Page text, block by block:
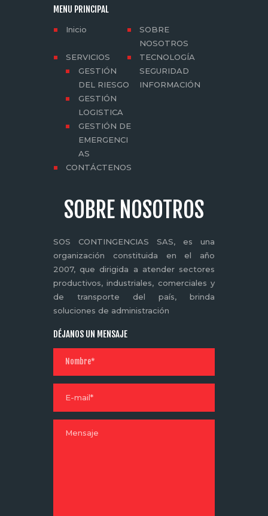
MENU PRINCIPAL
Inicio
SOBRE
NOSOTROS
SERVICIOS
GESTIÓN
DEL RIESGO
GESTIÓN
LOGISTICA
GESTIÓN DE
EMERGENCI
AS
TECNOLOGÍA
SEGURIDAD
INFORMACIÓN
CONTÁCTENOS
SOBRE NOSOTROS
SOS CONTINGENCIAS SAS, es una
organización constituida en el año
2007, que dirigida a atender sectores
productivos, industriales, comerciales y
de transporte del país, brinda
soluciones de administración
DÉJANOS UN MENSAJE